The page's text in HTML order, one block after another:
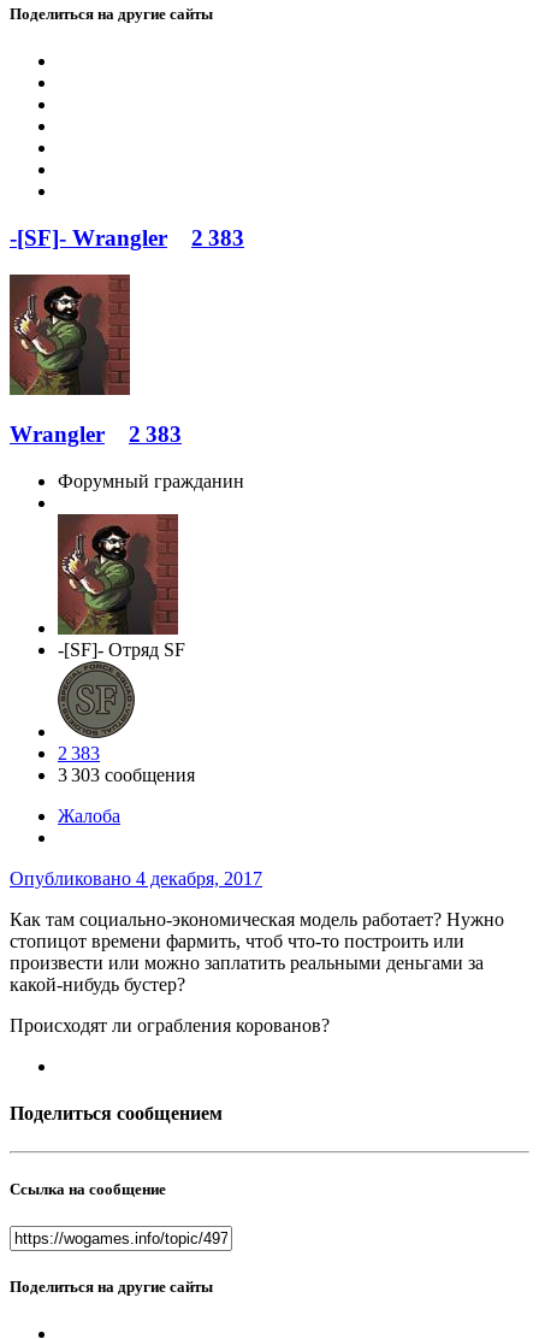
Поделиться на другие сайты
-[SF]- Wrangler 2 383
Wrangler 2 383
Форумный гражданин
-[SF]- Отряд SF
2 383
3 303 сообщения
Жалоба
Опубликовано 4 декабря, 2017
Как там социально-экономическая модель работает? Нужно
стопицот времени фармить, чтоб что-то построить или
произвести или можно заплатить реальными деньгами за
какой-нибудь бустер?
Происходят ли ограбления корованов?
Поделиться сообщением
Ссылка на сообщение
Поделиться на другие сайты